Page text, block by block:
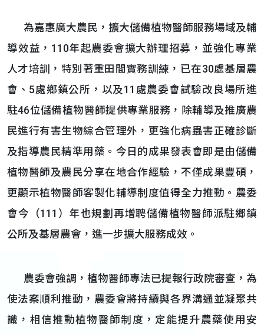
為嘉惠廣大農民，擴大儲備植物醫師服務場域及輔
導效益，110年起農委會擴大辦理招募，並強化專業
人才培訓，特別著重田間實務訓練，已在30處基層農
會、5處鄉鎮公所，以及11處農委會試驗改良場所進
駐46位儲備植物醫師提供專業服務，除輔導及推廣農
民進行有害生物綜合管理外，更強化病蟲害正確診斷
及指導農民精準用藥。今日的成果發表會即是由儲備
植物醫師及農民分享在地合作經驗，不僅成果豐碩，
更顯示植物醫師客製化輔導制度值得全力推動。農委
會今（111）年也規劃再增聘儲備植物醫師派駐鄉鎮
公所及基層農會，進一步擴大服務成效。
農委會強調，植物醫師專法已提報行政院審查，為
使法案順利推動，農委會將持續與各界溝通並凝聚共
識，相信推動植物醫師制度，定能提升農藥使用安